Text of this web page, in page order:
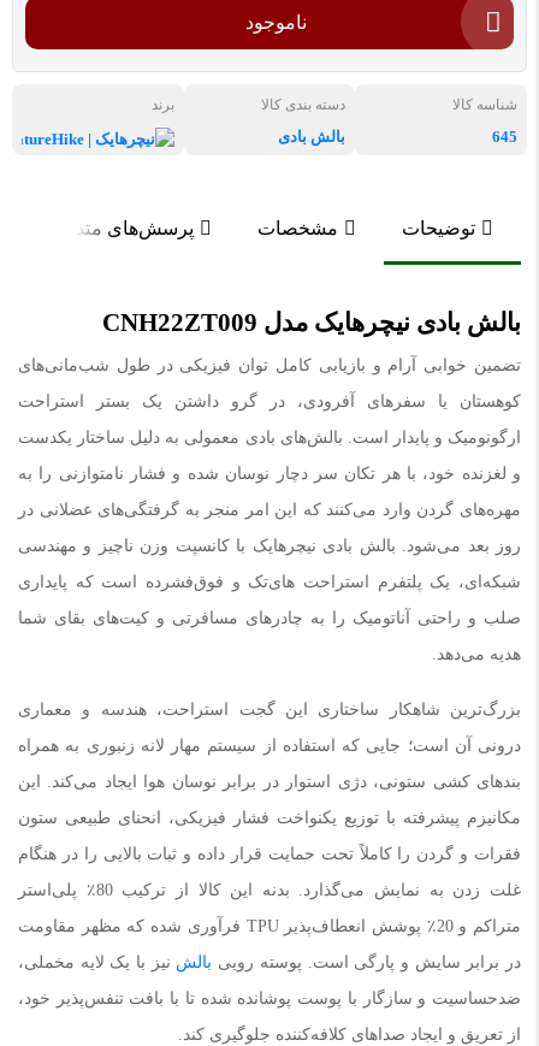
ناموجود
شناسه کالا
645
دسته بندی کالا
بالش بادی
برند
توضیحات مشخصات پرسش‌های متداول
بالش بادی نیچرهایک مدل CNH22ZT009
تضمین خوابی آرام و بازیابی کامل توان فیزیکی در طول شب‌مانی‌های
کوهستان یا سفرهای آفرودی، در گرو داشتن یک بستر استراحت
ارگونومیک و پایدار است. بالش‌های بادی معمولی به دلیل ساختار یکدست
و لغزنده خود، با هر تکان سر دچار نوسان شده و فشار نامتوازنی را به
مهره‌های گردن وارد می‌کنند که این امر منجر به گرفتگی‌های عضلانی در
روز بعد می‌شود. بالش بادی نیچرهایک با کانسپت وزن ناچیز و مهندسی
شبکه‌ای، یک پلتفرم استراحت های‌تک و فوق‌فشرده است که پایداری
صلب و راحتی آناتومیک را به چادرهای مسافرتی و کیت‌های بقای شما
هدیه می‌دهد.
بزرگ‌ترین شاهکار ساختاری این گجت استراحت، هندسه و معماری
درونی آن است؛ جایی که استفاده از سیستم مهار لانه زنبوری به همراه
بندهای کشی ستونی، دژی استوار در برابر نوسان هوا ایجاد می‌کند. این
مکانیزم پیشرفته با توزیع یکنواخت فشار فیزیکی، انحنای طبیعی ستون
فقرات و گردن را کاملاً تحت حمایت قرار داده و ثبات بالایی را در هنگام
غلت زدن به نمایش می‌گذارد. بدنه این کالا از ترکیب 80٪ پلی‌استر
متراکم و 20٪ پوشش انعطاف‌پذیر TPU فرآوری شده که مظهر مقاومت
در برابر سایش و پارگی است. پوسته رویی بالش نیز با یک لایه مخملی،
ضدحساسیت و سازگار با پوست پوشانده شده تا با بافت تنفس‌پذیر خود،
از تعریق و ایجاد صداهای کلافه‌کننده جلوگیری کند.